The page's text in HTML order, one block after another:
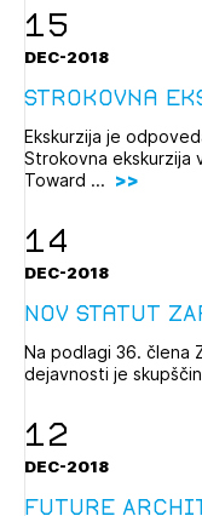
15
DEC-2018
strokovna
Ekskurzija je
Strokovna ekskurzija
Toward ...
14
DEC-2018
Nov statut
Na podlagi 36. člena
dejavnosti je
12
DEC-2018
Future